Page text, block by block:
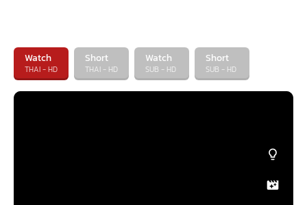
Watch
THAI - HD
Short
THAI - HD
Watch
SUB - HD
Short
SUB - HD